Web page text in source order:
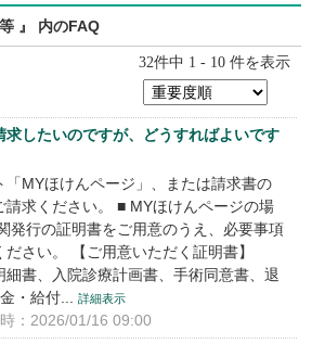
』 内のFAQ
32件中 1 - 10 件を表示
求したいのですが、どうすればよいです
「MYほけんページ」、または請求書の
請求ください。 ■ MYほけんページの場
発行の証明書をご用意のうえ、必要事項
さい。 【ご用意いただく証明書】
細書、入院診療計画書、手術同意書、退
・給付...
詳細表示
：2026/01/16 09:00